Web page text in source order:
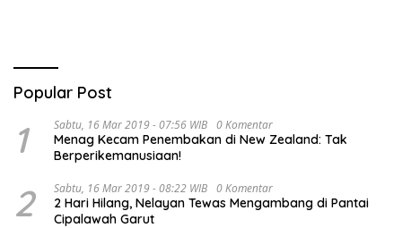
Popular Post
1 Sabtu, 16 Mar 2019 - 07:56 WIB 0 Komentar
Menag Kecam Penembakan di New Zealand: Tak
Berperikemanusiaan!
2 Sabtu, 16 Mar 2019 - 08:22 WIB 0 Komentar
2 Hari Hilang, Nelayan Tewas Mengambang di Pantai
Cipalawah Garut